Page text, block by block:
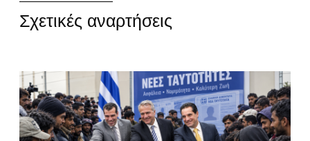
Σχετικές αναρτήσεις